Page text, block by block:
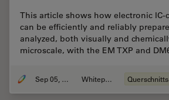
This article shows how electronic IC-
can be efficiently and reliably
analyzed, both visually and
microscale, with the EM TXP and
Sep 05, 2023 Whitepaper